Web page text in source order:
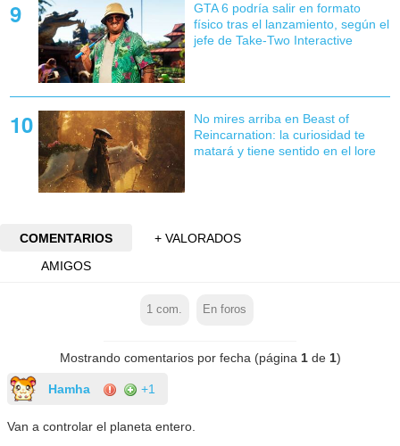
GTA 6 podría salir en formato
físico tras el lanzamiento, según el
jefe de Take-Two Interactive
No mires arriba en Beast of
Reincarnation: la curiosidad te
matará y tiene sentido en el lore
COMENTARIOS
+ VALORADOS
AMIGOS
1 com. En foros
Mostrando comentarios por fecha (página 1de 1)
Hamha +1
Van a controlar el planeta entero.